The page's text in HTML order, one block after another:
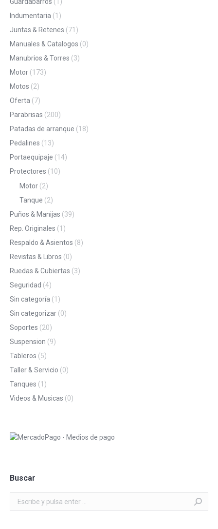
Guardabarros (1)
Indumentaria (1)
Juntas & Retenes (71)
Manuales & Catalogos (0)
Manubrios & Torres (3)
Motor (173)
Motos (2)
Oferta (7)
Parabrisas (200)
Patadas de arranque (18)
Pedalines (13)
Portaequipaje (14)
Protectores (10)
Motor (2)
Tanque (2)
Puños & Manijas (39)
Rep. Originales (1)
Respaldo & Asientos (8)
Revistas & Libros (0)
Ruedas & Cubiertas (3)
Seguridad (4)
Sin categoría (1)
Sin categorizar (0)
Soportes (20)
Suspension (9)
Tableros (5)
Taller & Servicio (0)
Tanques (1)
Videos & Musicas (0)
Buscar
Buscar: